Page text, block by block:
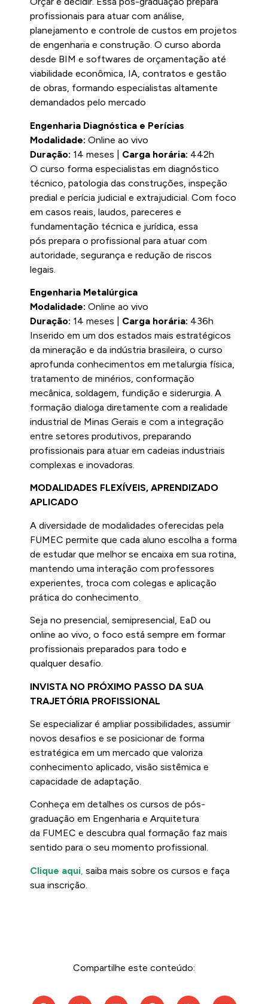
profissionais para atuar com análise,
planejamento e controle de custos em projetos
de engenharia e construção. O curso aborda
desde BIM e softwares de orçamentação até
viabilidade econômica, IA, contratos e gestão
de obras, formando especialistas altamente
demandados pelo mercado
Engenharia Diagnóstica e Perícias
Modalidade: Online ao vivo
Duração: 14 meses | Carga horária: 442h
O curso forma especialistas em diagnóstico
técnico, patologia das construções, inspeção
predial e perícia judicial e extrajudicial. Com foco
em casos reais, laudos, pareceres e
fundamentação técnica e jurídica, essa
pós prepara o profissional para atuar com
autoridade, segurança e redução de riscos
legais.
Engenharia Metalúrgica
Modalidade: Online ao vivo
Duração: 14 meses | Carga horária: 436h
Inserido em um dos estados mais estratégicos
da mineração e da indústria brasileira, o curso
aprofunda conhecimentos em metalurgia física,
tratamento de minérios, conformação
mecânica, soldagem, fundição e siderurgia. A
formação dialoga diretamente com a realidade
industrial de Minas Gerais e com a integração
entre setores produtivos, preparando
profissionais para atuar em cadeias industriais
complexas e inovadoras.
MODALIDADES FLEXÍVEIS, APRENDIZADO
APLICADO
A diversidade de modalidades oferecidas pela
FUMEC permite que cada aluno escolha a forma
de estudar que melhor se encaixa em sua rotina,
mantendo uma interação com professores
experientes, troca com colegas e aplicação
prática do conhecimento.
Seja no presencial, semipresencial, EaD ou
online ao vivo, o foco está sempre em formar
profissionais preparados para todo e
qualquer desafio.
INVISTA NO PRÓXIMO PASSO DA SUA
TRAJETÓRIA PROFISSIONAL
Se especializar é ampliar possibilidades, assumir
novos desafios e se posicionar de forma
estratégica em um mercado que valoriza
conhecimento aplicado, visão sistêmica e
capacidade de adaptação.
Conheça em detalhes os cursos de pós-
graduação em Engenharia e Arquitetura
da FUMEC e descubra qual formação faz mais
sentido para o seu momento profissional.
Clique aqui saiba mais sobre os cursos e faça
sua inscrição.
Compartilhe este conteúdo: